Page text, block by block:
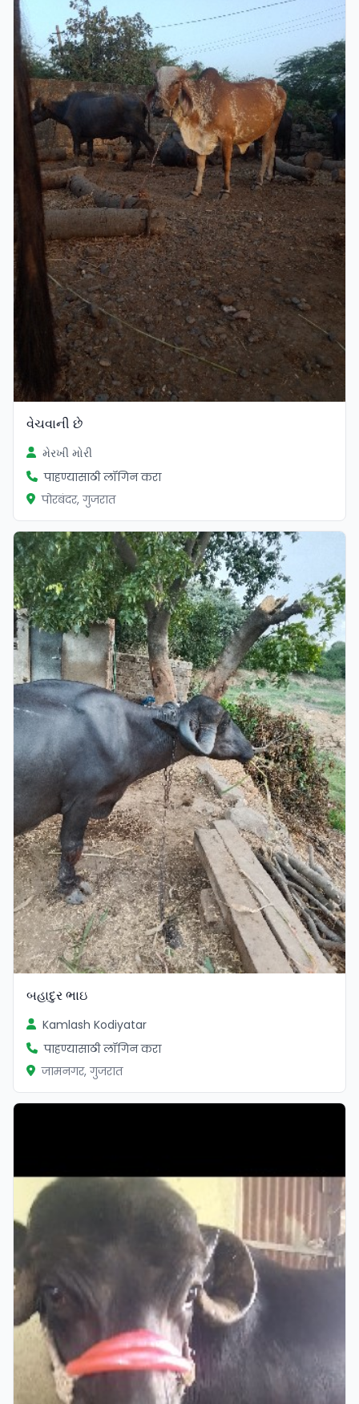
વેચવાની છે
મેરખી મોરી
पाहण्यासाठी लॉगिन करा
पोरबंदर, गुजरात
બહાદુર ભાઇ
Kamlash Kodiyatar
पाहण्यासाठी लॉगिन करा
जामनगर, गुजरात